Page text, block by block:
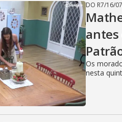
DO R7/16/
antes
Os
nesta